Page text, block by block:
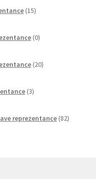
15izdelkov
0izdelkov
20izdelkov
3izdelki
reprezentance 82izdelkov